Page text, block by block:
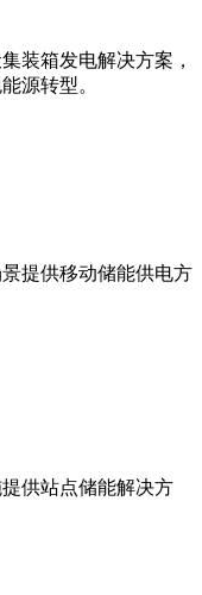
装箱发电解决方案，
源转型。
提供移动储能供电方
供站点储能解决方